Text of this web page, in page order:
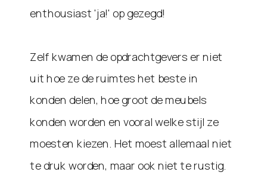
enthousiast 'ja!' op gezegd!
Zelf kwamen de opdrachtgevers er niet
uit hoe ze de ruimtes het beste in
konden delen, hoe groot de meubels
konden worden en vooral welke stijl ze
moesten kiezen. Het moest allemaal niet
te druk worden, maar ook niet te rustig.